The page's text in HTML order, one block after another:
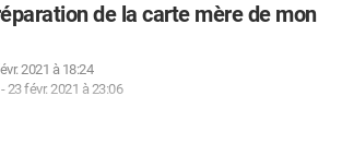
de la carte mère de mon
2021 à 18:24
23 févr. 2021 à 23:06